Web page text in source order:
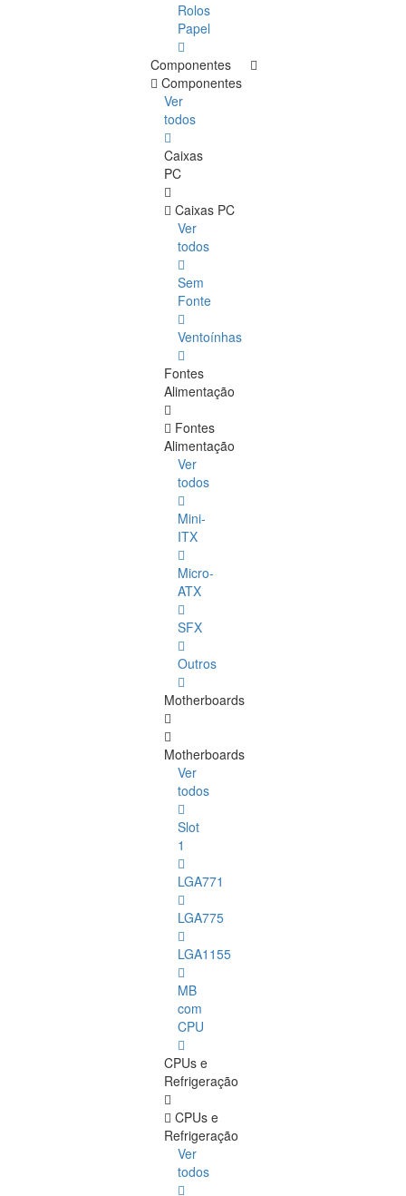
Rolos
Papel
Componentes
Componentes
Ver
todos
Caixas
PC
Caixas PC
Ver
todos
Sem
Fonte
Ventoínhas
Fontes
Alimentação
Fontes
Alimentação
Ver
todos
Mini-
ITX
Micro-
ATX
SFX
Outros
Motherboards
Motherboards
Ver
todos
Slot
1
LGA771
LGA775
LGA1155
MB
com
CPU
CPUs e
Refrigeração
CPUs e
Refrigeração
Ver
todos